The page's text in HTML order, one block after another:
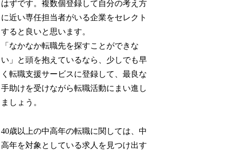
はずです。複数個登録して自分の考え方
に近い専任担当者がいる企業をセレクト
すると良いと思います。
「なかなか転職先を探すことができな
い」と頭を抱えているなら、少しでも早
く転職支援サービスに登録して、最良な
手助けを受けながら転職活動にまい進し
ましょう。
40歳以上の中高年の転職に関しては、中
高年を対象としている求人を見つけ出す